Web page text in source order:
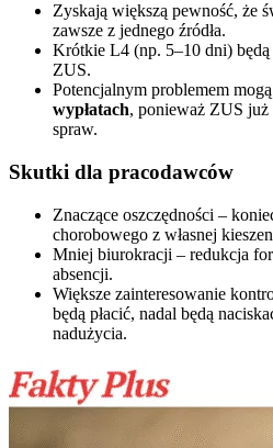
Zyskają większą pewność, że
zawsze z jednego źródła.
Krótkie L4 (np. 5–10 dni) będą
ZUS.
Potencjalnym problemem
wypłatach, ponieważ ZUS już
spraw.
Skutki dla pracodawców
Znaczące oszczędności –
chorobowego z własnej
Mniej biurokracji – redukcja
absencji.
Większe zainteresowanie
będą płacić, nadal będą
nadużycia.